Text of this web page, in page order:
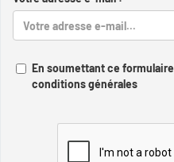
En soumettant ce
conditions générales